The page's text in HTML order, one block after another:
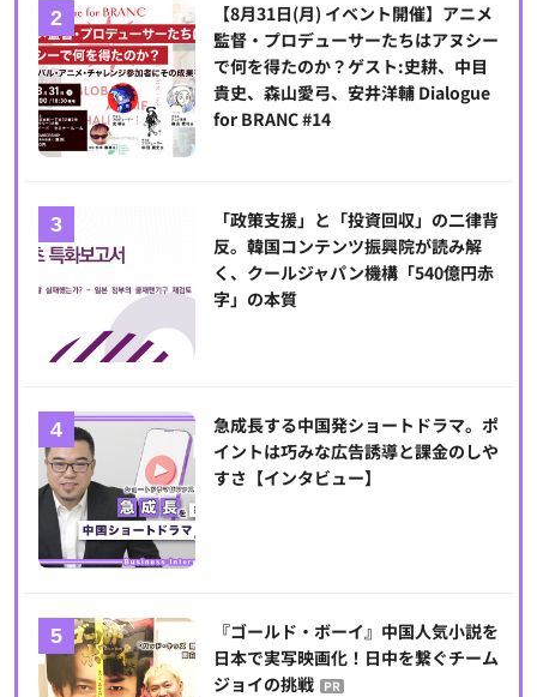
【8月31日(月) イベント開催】アニメ
監督・プロデューサーたちはアヌシー
で何を得たのか？ゲスト:史耕、中目
貴史、森山愛弓、安井洋輔 Dialogue
for BRANC #14
「政策支援」と「投資回収」の二律背
反。韓国コンテンツ振興院が読み解
く、クールジャパン機構「540億円赤
字」の本質
急成長する中国発ショートドラマ。ポ
イントは巧みな広告誘導と課金のしや
すさ【インタビュー】
『ゴールド・ボーイ』中国人気小説を
日本で実写映画化！日中を繋ぐチーム
ジョイの挑戦
PR